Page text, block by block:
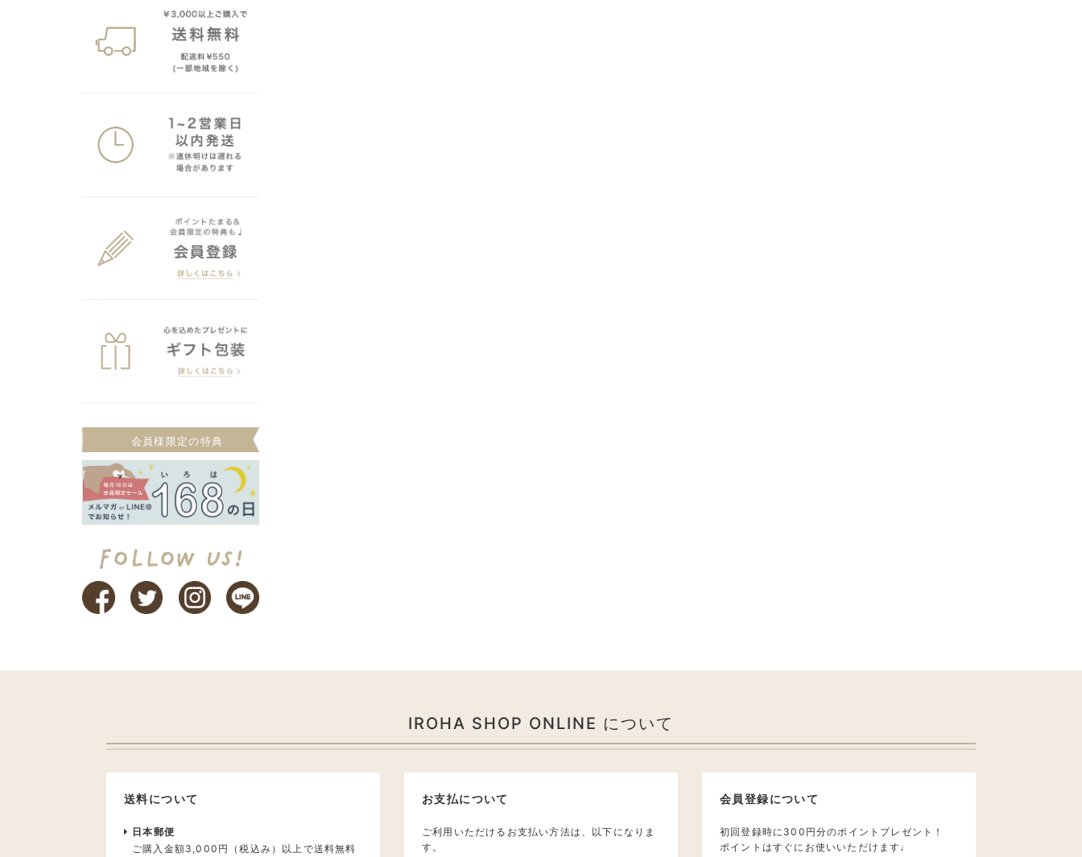
会員様限定の特典
IROHA SHOP ONLINE について
送料について
日本郵便
ご購入金額3,000円（税込み）以上で送料無料
お支払について
ご利用いただけるお支払い方法は、以下になりま
す。
会員登録について
初回登録時に300円分のポイントプレゼント！
ポイントはすぐにお使いいただけます♩